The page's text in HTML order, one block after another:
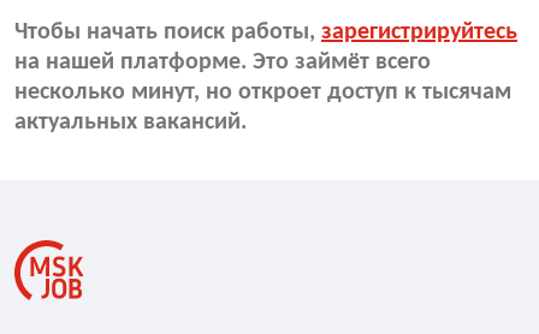
Чтобы начать поиск работы, зарегистрируйтесь
на нашей платформе. Это займёт всего
несколько минут, но откроет доступ к тысячам
актуальных вакансий.